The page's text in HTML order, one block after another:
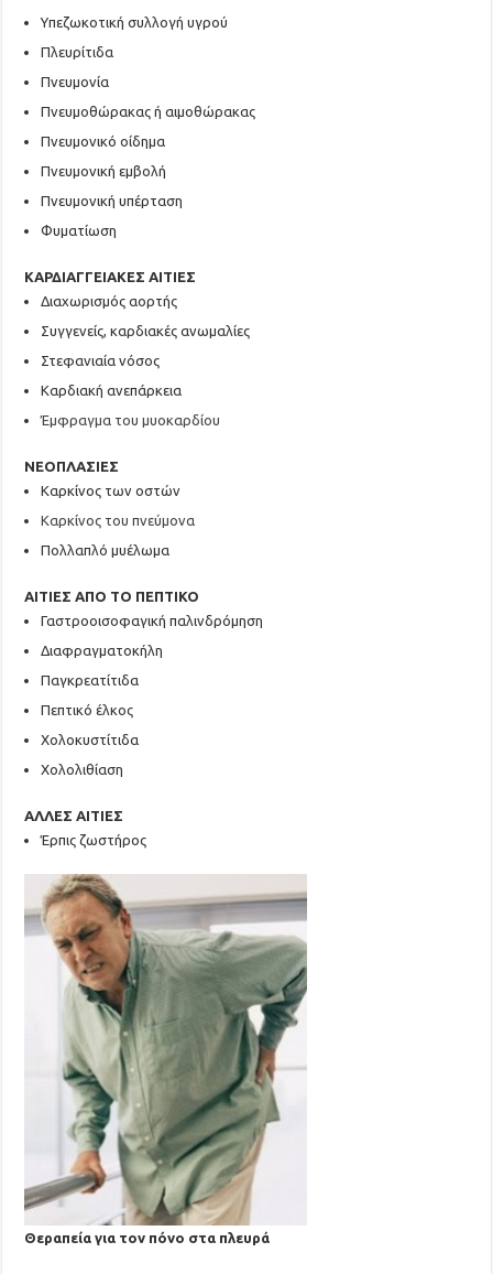
Υπεζωκοτική συλλογή υγρού
Πλευρίτιδα
Πνευμονία
Πνευμοθώρακας ή αιμοθώρακας
Πνευμονικό οίδημα
Πνευμονική εμβολή
Πνευμονική υπέρταση
Φυματίωση
ΚΑΡΔΙΑΓΓΕΙΑΚΕΣ ΑΙΤΙΕΣ
Διαχωρισμός αορτής
Συγγενείς, καρδιακές ανωμαλίες
Στεφανιαία νόσος
Καρδιακή ανεπάρκεια
Έμφραγμα του μυοκαρδίου
ΝΕΟΠΛΑΣΙΕΣ
Καρκίνος των οστών
Καρκίνος του πνεύμονα
Πολλαπλό μυέλωμα
ΑΙΤΙΕΣ ΑΠΟ ΤΟ ΠΕΠΤΙΚΟ
Γαστροοισοφαγική παλινδρόμηση
Διαφραγματοκήλη
Παγκρεατίτιδα
Πεπτικό έλκος
Χολοκυστίτιδα
Χολολιθίαση
ΑΛΛΕΣ ΑΙΤΙΕΣ
Έρπις ζωστήρος
Θεραπεία για τον πόνο στα πλευρά